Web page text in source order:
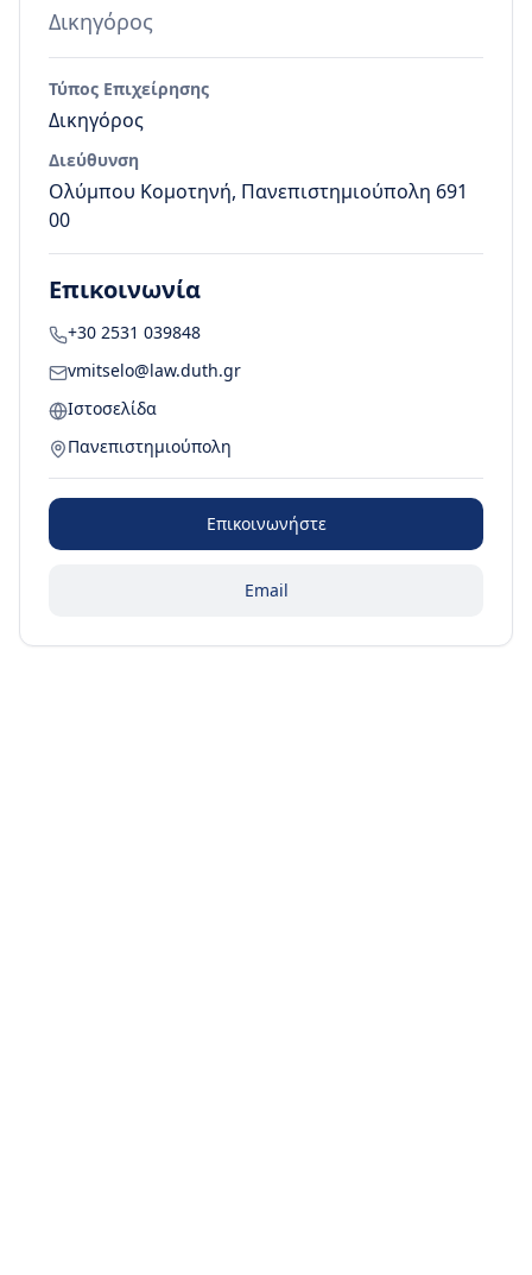
Δικηγόρος
Τύπος Επιχείρησης
Δικηγόρος
Διεύθυνση
Ολύμπου Κομοτηνή, Πανεπιστημιούπολη 691
00
Επικοινωνία
+30 2531 039848
vmitselo@law.duth.gr
Ιστοσελίδα
Πανεπιστημιούπολη
Επικοινωνήστε
Email